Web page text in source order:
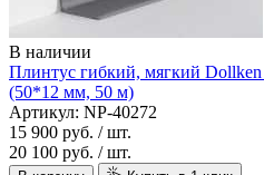
В наличии
Плинтус гибкий, мягкий
(50*12 мм, 50 м)
Артикул: NP-40272
15 900 руб. / шт.
20 100 руб. / шт.